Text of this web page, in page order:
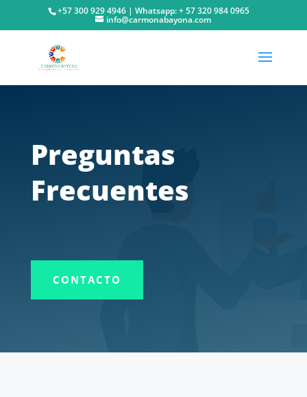
+57 300 929 4946 | Whatsapp: + 57 320 984 0965
info@carmonabayona.com
Preguntas
Frecuentes
CONTACTO